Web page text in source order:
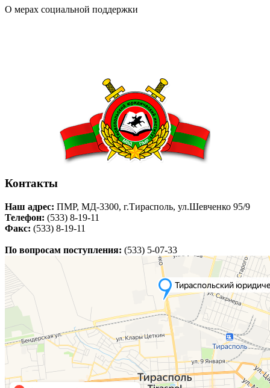
О мерах социальной поддержки
Контакты
Наш адрес: ПМР, МД-3300, г.Тирасполь, ул.Шевченко 95/9
Телефон: (533) 8-19-11
Факс: (533) 8-19-11
По вопросам поступления: (533) 5-07-33